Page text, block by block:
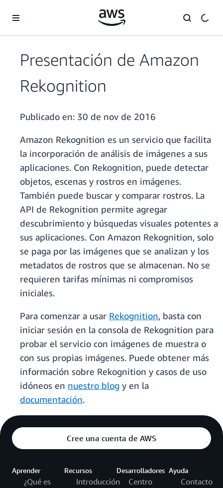
Presentación de Amazon
Rekognition
Publicado en: 30 de nov de 2016
Amazon Rekognition es un servicio que facilita
la incorporación de análisis de imágenes a sus
aplicaciones. Con Rekognition, puede detectar
objetos, escenas y rostros en imágenes.
También puede buscar y comparar rostros. La
API de Rekognition permite agregar
descubrimiento y búsquedas visuales potentes a
sus aplicaciones. Con Amazon Rekognition, solo
se paga por las imágenes que se analizan y los
metadatos de rostros que se almacenan. No se
requieren tarifas mínimas ni compromisos
iniciales.
Para comenzar a usar Rekognition, basta con
iniciar sesión en la consola de Rekognition para
probar el servicio con imágenes de muestra o
con sus propias imágenes. Puede obtener más
información sobre Rekognition y casos de uso
idóneos en nuestro blog y en la
documentación.
Cree una cuenta de AWS
Aprender
¿Qué es
Recursos
Introducción
Desarrolladores
Centro
Ayuda
Contacto